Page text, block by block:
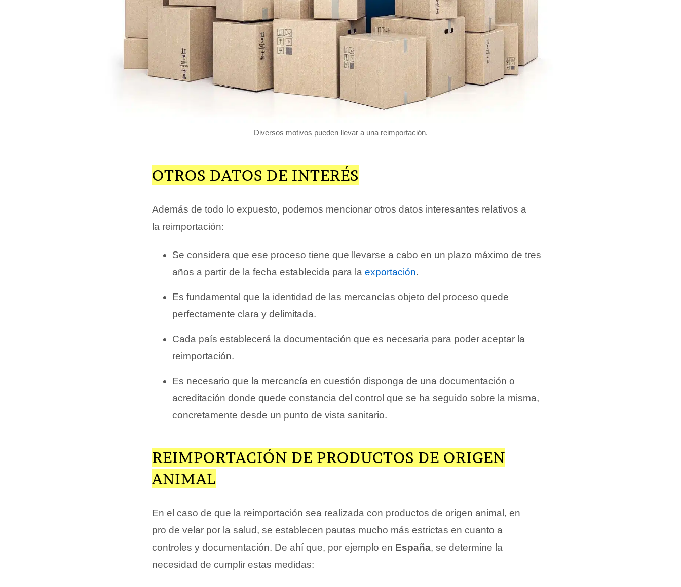
Diversos motivos pueden llevar a una reimportación.
OTROS DATOS DE INTERÉS
Además de todo lo expuesto, podemos mencionar otros datos interesantes relativos a
la reimportación:
Se considera que ese proceso tiene que llevarse a cabo en un plazo máximo de tres
años a partir de la fecha establecida para la exportación.
Es fundamental que la identidad de las mercancías objeto del proceso quede
perfectamente clara y delimitada.
Cada país establecerá la documentación que es necesaria para poder aceptar la
reimportación.
Es necesario que la mercancía en cuestión disponga de una documentación o
acreditación donde quede constancia del control que se ha seguido sobre la misma,
concretamente desde un punto de vista sanitario.
REIMPORTACIÓN DE PRODUCTOS DE ORIGEN
ANIMAL
En el caso de que la reimportación sea realizada con productos de origen animal, en
pro de velar por la salud, se establecen pautas mucho más estrictas en cuanto a
controles y documentación. De ahí que, por ejemplo en España, se determine la
necesidad de cumplir estas medidas: